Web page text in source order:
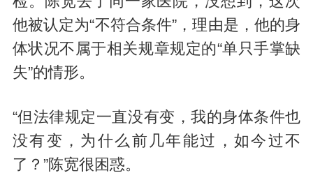
他被认定为“不符合条件”，理由是，他的身
体状况不属于相关规章规定的“单只手掌缺
失”的情形。
“但法律规定一直没有变，我的身体条件也
没有变，为什么前几年能过，如今过不
了？”陈宽很困惑。